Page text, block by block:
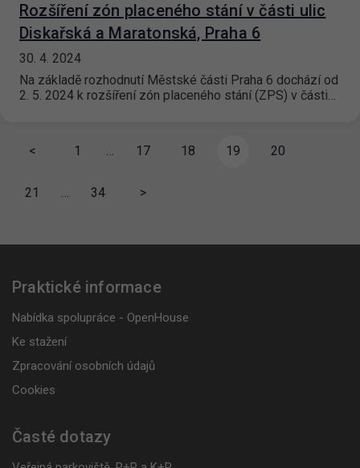
Rozšíření zón placeného stání v části ulic
Diskařská a Maratonská, Praha 6
30. 4. 2024
Na základě rozhodnutí Městské části Praha 6 dochází od
2. 5. 2024 k rozšíření zón placeného stání (ZPS) v části…
< 1 … 17 18 19 20
21 … 34 >
Praktické informace
Nabídka spolupráce - OpenHouse
Ke stažení
Zpracování osobních údajů
Cookies
Časté dotazy